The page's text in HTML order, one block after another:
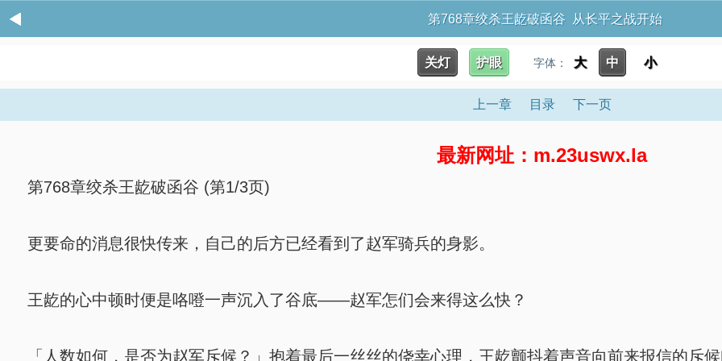
第768章绞杀王龁破函谷 从长平之战开始
关灯 护眼 字体： 大 中 小
上一章 目录 下一页
最新网址：m.23uswx.la
第768章绞杀王龁破函谷 (第1/3页)
更要命的消息很快传来，自己的后方已经看到了赵军骑兵的身影。
王龁的心中顿时便是咯噔一声沉入了谷底——赵军怎们会来得这么快？
「人数如何，是否为赵军斥候？」抱着最后一丝丝的侥幸心理，王龁颤抖着声音向前来报信的斥